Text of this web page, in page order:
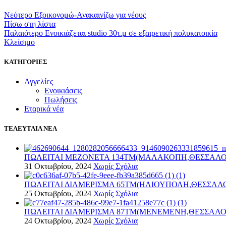
Νεότερο Εξοικονομώ-Ανακαινίζω για νέους
Πίσω στη λίστα
Παλαιότερο Ενοικιάζεται studio 30τ.μ σε εξαιρετική πολυκατοικία
Κλείσιμο
ΚΑΤΗΓΟΡΙΕΣ
Αγγελίες
Ενοικιάσεις
Πωλήσεις
Εταρικά νέα
ΤΕΛΕΥΤΑΙΑ ΝΕΑ
ΠΩΛΕΙΤΑΙ ΜΕΖΟΝΕΤΑ
31 Οκτωβρίου, 2024 Χωρίς Σχόλια
ΠΩΛΕΙΤΑΙ ΔΙΑΜΕΡΙΣΜΑ
25 Οκτωβρίου, 2024 Χωρίς Σχόλια
ΠΩΛΕΙΤΑΙ ΔΙΑΜΕΡΙΣΜΑ
24 Οκτωβρίου, 2024 Χωρίς Σχόλια